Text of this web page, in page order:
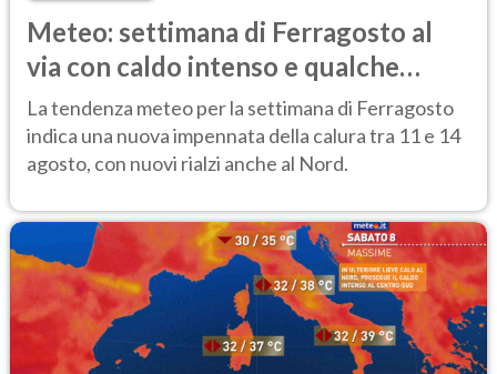
Meteo: settimana di Ferragosto al
via con caldo intenso e qualche
temporale
La tendenza meteo per la settimana di Ferragosto
indica una nuova impennata della calura tra 11 e 14
agosto, con nuovi rialzi anche al Nord.